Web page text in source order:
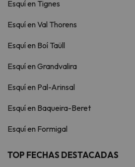
Esquí en Tignes
Esquí en Val Thorens
Esquí en Boí Taüll
Esquí en Grandvalira
Esquí en Pal-Arinsal
Esquí en Baqueira-Beret
Esquí en Formigal
TOP FECHAS DESTACADAS